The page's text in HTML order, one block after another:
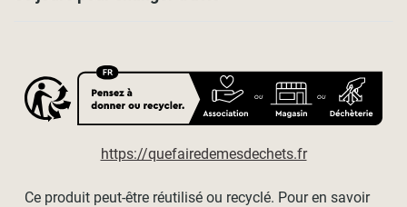
https://quefairedemesdechets.fr
Ce produit peut-être réutilisé ou recyclé. Pour en savoir